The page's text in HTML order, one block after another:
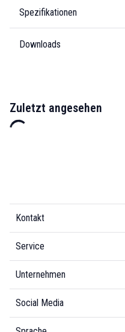
Spezifikationen
Downloads
Zuletzt angesehen
Kontakt
Service
Unternehmen
Social Media